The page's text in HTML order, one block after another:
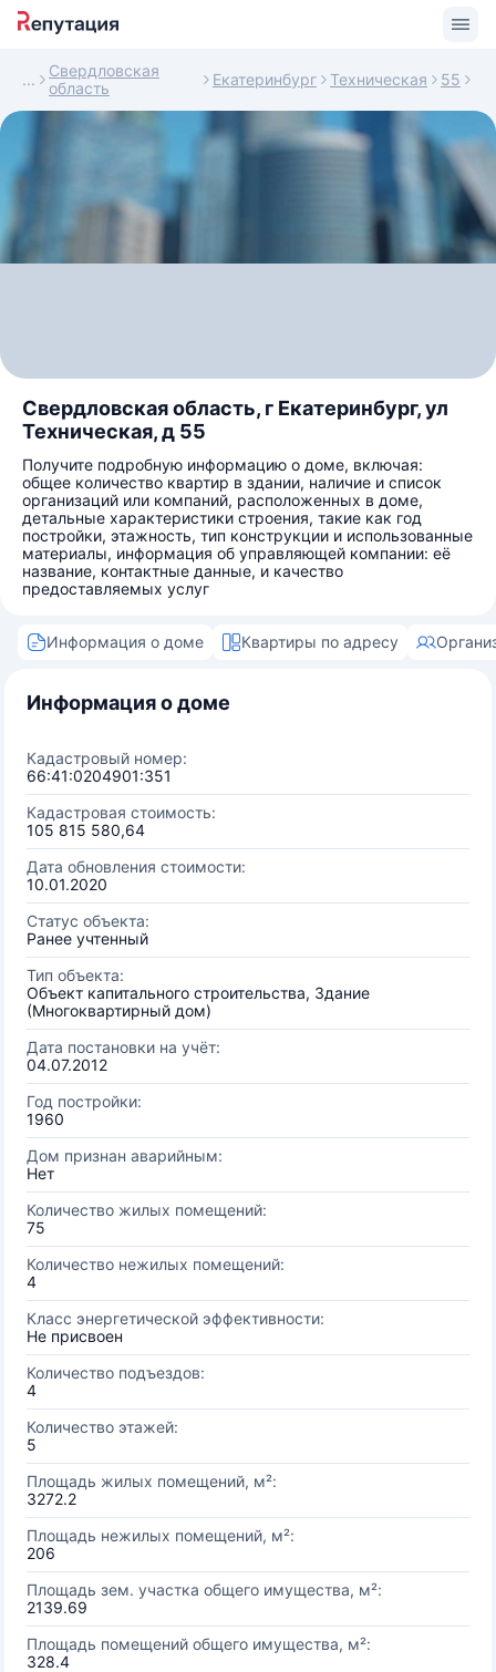
Свердловская
область
Екатеринбург Техническая 55
Свердловская область, г Екатеринбург, ул
Техническая, д 55
Получите подробную информацию о доме, включая:
общее количество квартир в здании, наличие и список
организаций или компаний, расположенных в доме,
детальные характеристики строения, такие как год
постройки, этажность, тип конструкции и использованные
материалы, информация об управляющей компании: её
название, контактные данные, и качество
предоставляемых услуг
Информация о доме Квартиры по адресу
Информация о доме
Кадастровый номер:
66:41:0204901:351
Кадастровая стоимость:
105 815 580,64
Дата обновления стоимости:
10.01.2020
Статус объекта:
Ранее учтенный
Тип объекта:
Объект капитального строительства, Здание
(Многоквартирный дом)
Дата постановки на учёт:
04.07.2012
Год постройки:
1960
Дом признан аварийным:
Нет
Количество жилых помещений:
75
Количество нежилых помещений:
4
Класс энергетической эффективности:
Не присвоен
Количество подъездов:
4
Количество этажей:
5
Площадь жилых помещений, м²:
3272.2
Площадь нежилых помещений, м²:
206
Площадь зем. участка общего имущества, м²:
2139.69
Площадь помещений общего имущества, м²:
328.4